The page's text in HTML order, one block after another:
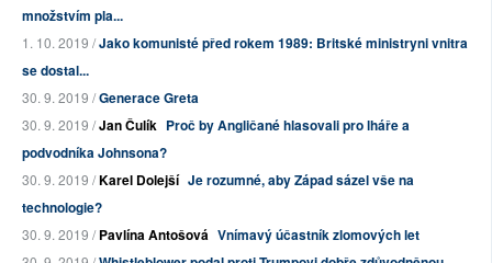
množstvím pla...
1. 10. 2019 /Jako komunisté před rokem 1989: Britské ministryni vnitra
se dostal...
30. 9. 2019 /Generace Greta
30. 9. 2019 /Jan Čulík Proč by Angličané hlasovali pro lháře a
podvodníka Johnsona?
30. 9. 2019 /Karel Dolejší Je rozumné, aby Západ sázel vše na
technologie?
30. 9. 2019 /Pavlína Antošová Vnímavý účastník zlomových let